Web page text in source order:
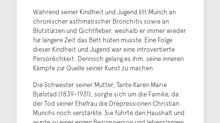
Während seiner Kindheit und Jugend litt Munch an
chronischer asthmatischer Bronchitis sowie an
Blutstürzen und Gichtfieber, weshalb er immer wieder
für längere Zeit das Bett hüten musste. Eine Folge
dieser Kindheit und Jugend war eine introvertierte
Persönlichkeit. Dennoch gelang es ihm, seine inneren
Kämpfe zur Quelle seiner Kunst zu machen.
Die Schwester seiner Mutter, Tante Karen Marie
Bjølstad (1839–1931), sorgte sich um die Familie, da
der Tod seiner Ehefrau die Drepressionen Christian
Munchs noch verstärkte. Sie führte den Haushalt und